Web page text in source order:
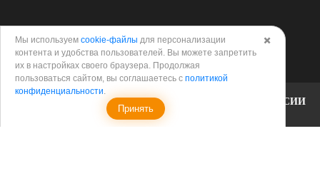
Политика в отношении обработки персональных
данных
Согласие на обработку персональных данных
Согласие на обработку данных метрическими
✖️
Мы используем cookie-файлы для персонализации
контента и удобства пользователей. Вы можете запретить
их в настройках своего браузера. Продолжая
пользоваться сайтом, вы соглашаетесь с политикой
конфиденциальности.
Принять
ВАКАНСИИ